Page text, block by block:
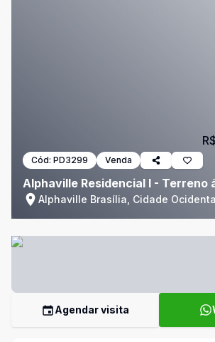
Cód: PD3299 Venda
Alphaville Residencial I - Terreno
Alphaville Brasília, Cidade
Agendar visita